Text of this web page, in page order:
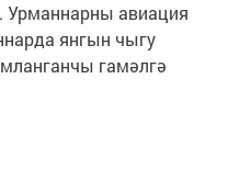
Урманнарны авиация
янгын чыгу
гамәлгә